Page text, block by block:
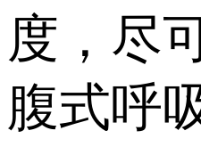
度，尽
腹式呼